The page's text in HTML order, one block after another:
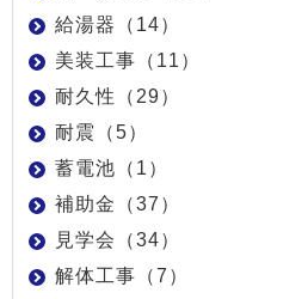
給湯器（14）
美装工事（11）
耐久性（29）
耐震（5）
蓄電池（1）
補助金（37）
見学会（34）
解体工事（7）